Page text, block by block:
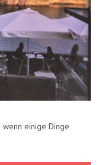
wenn einige Dinge